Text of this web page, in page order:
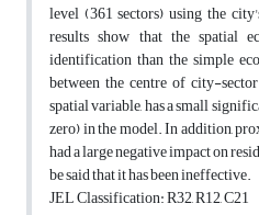
level (361 sectors) using the
results show that the spatial
identification than the simple
between the centre of city-
spatial variable, has a small
zero) in the model. In addition,
had a large negative impact on
be said that it has been ineffective.
JEL Classification: R32, R12, C21